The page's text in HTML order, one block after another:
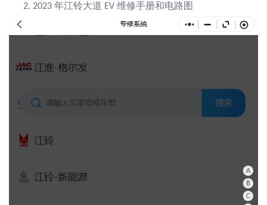
2. 2023 年江铃大道 EV 维修手册和电路图